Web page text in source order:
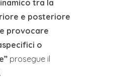
tra la
e posteriore
provocare
o
prosegue il